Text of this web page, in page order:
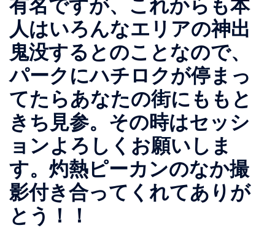
有名ですが、これからも本
人はいろんなエリアの神出
鬼没するとのことなので、
パークにハチロクが停まっ
てたらあなたの街にももと
きち見参。その時はセッシ
ョンよろしくお願いしま
す。灼熱ピーカンのなか撮
影付き合ってくれてありが
とう！！